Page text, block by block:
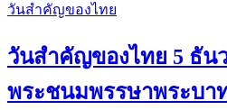
วันสำคัญของไทย
วันสำคัญของไทย 5 ธัน
พระชนมพรรษาพระบา